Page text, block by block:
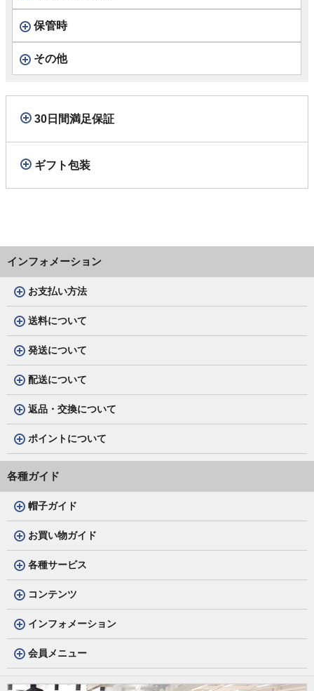
保管時
その他
30日間満足保証
ギフト包装
インフォメーション
お支払い方法
送料について
発送について
配送について
返品・交換について
ポイントについて
各種ガイド
帽子ガイド
お買い物ガイド
各種サービス
コンテンツ
インフォメーション
会員メニュー